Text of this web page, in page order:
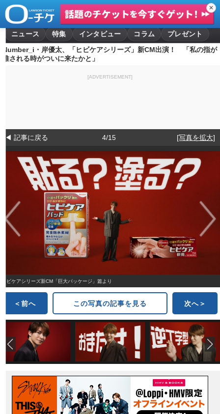
✕
ニュース 特集 インタビュー コラム
プレゼント
Number_i・岸優太、「ヒビケアシリーズ」新CM出演！ 「私の指が
推される時がついに来たかと」
[ADVERTISEMENT]
◀ 記事に戻る 4/15 [写真を拡大]
ヒビケアシリーズ新CM「巨大パッケージ」篇より
＜前へ この写真の記事を見る 次へ＞